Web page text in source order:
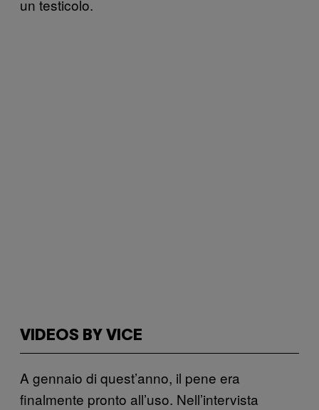
un testicolo.
VIDEOS BY VICE
A gennaio di quest’anno, il pene era
finalmente pronto all’uso. Nell’intervista